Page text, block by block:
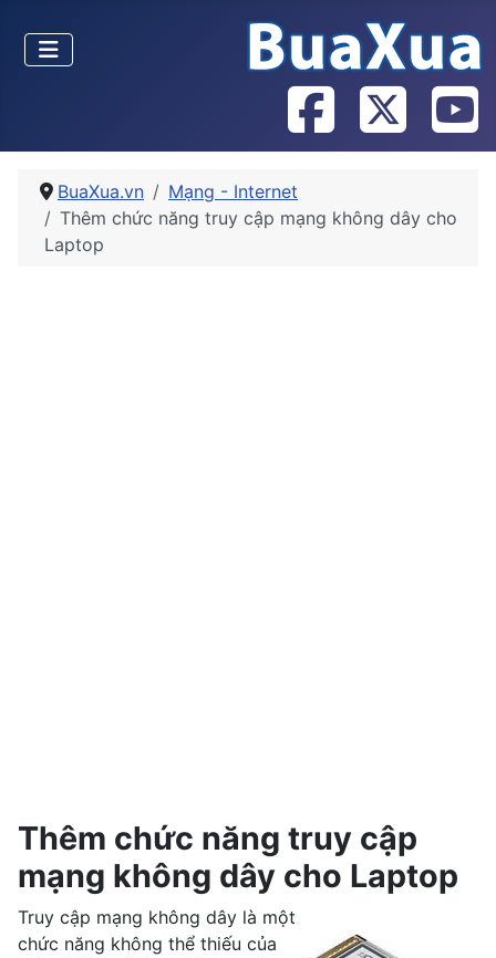
BuaXua.vn
Mạng - Internet
Thêm chức năng truy cập mạng không dây cho
Laptop
Thêm chức năng truy cập
mạng không dây cho Laptop
Truy cập mạng không dây là một
chức năng không thể thiếu của